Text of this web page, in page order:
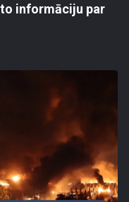
informāciju par